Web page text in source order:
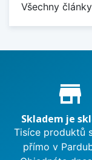
Všechny
Proč store_mall_directory
Skladem je
Tisíce produktů
přímo v